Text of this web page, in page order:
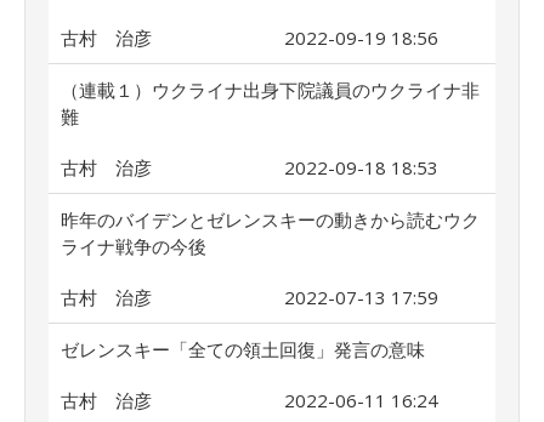
古村 治彦 2022-09-19 18:56
（連載１）ウクライナ出身下院議員のウクライナ非
難
古村 治彦 2022-09-18 18:53
昨年のバイデンとゼレンスキーの動きから読むウク
ライナ戦争の今後
古村 治彦 2022-07-13 17:59
ゼレンスキー「全ての領土回復」発言の意味
古村 治彦 2022-06-11 16:24